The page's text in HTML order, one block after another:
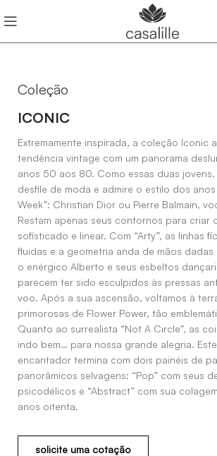
Coleção
ICONIC
Extremamente inspirada, a coleção Iconic
tendência vintage com um panorama
anos 50 aos 80. Como essas duas jovens,
desfile de moda e admire o estilo dos
Week”: Christian Dior ou Pierre Balmain,
Restam apenas seus contornos para criar
sofisticado e linear. Com “Arty”, as linhas
fluidas e a geometria anda de mãos dadas
o enérgico Alberto e seus esbeltos
parecem ter sido esculpidos às pressas
voo. Após a sua ascensão, voltamos à
primorosas de Flower Power, tão
Quanto ao surrealista “Not A Circle”, as
indo bem… para nossa grande alegria.
encantador termina com dois painéis de
panorâmicos selvagens: “Pop” com seus
psicodélicos e “Abstract” com sua
anos oitenta.
solicite uma cotação